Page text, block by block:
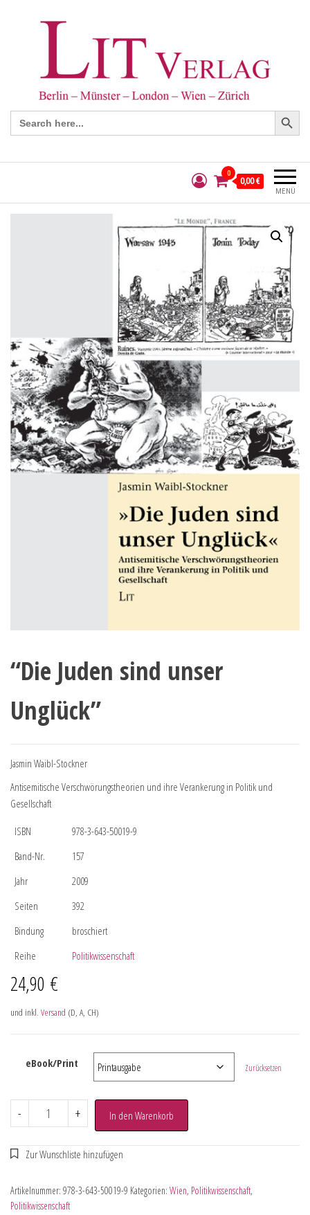
Search
for:
Search Button
MENÜ
0
0,00 €
“Die Juden sind unser
Unglück”
Jasmin Waibl-Stockner
Antisemitische Verschwörungstheorien und ihre Verankerung in Politik und
Gesellschaft
ISBN
978-3-643-50019-9
Band-Nr.
157
Jahr
2009
Seiten
392
Bindung
broschiert
Reihe
Politikwissenschaft
24,90 €
und inkl. Versand (D, A, CH)
eBook/Print Zurücksetzen
- + In den Warenkorb
Artikelnummer: 978-3-643-50019-9 Kategorien: Wien, Politikwissenschaft,
Politikwissenschaft